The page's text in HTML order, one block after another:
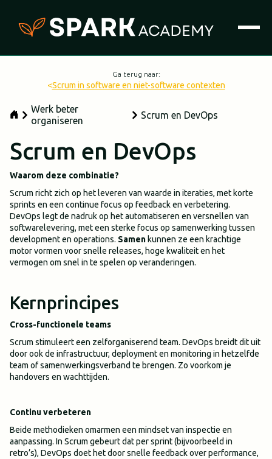
Ga terug naar:
<Scrum in software en niet-software contexten
Werk beter
organiseren
Scrum en DevOps
Scrum en DevOps
Waarom deze combinatie?
Scrum richt zich op het leveren van waarde in iteraties, met korte
sprints en een continue focus op feedback en verbetering.
DevOps legt de nadruk op het automatiseren en versnellen van
softwarelevering, met een sterke focus op samenwerking tussen
development en operations. Samen kunnen ze een krachtige
motor vormen voor snelle releases, hoge kwaliteit en het
vermogen om snel in te spelen op veranderingen.
Kernprincipes
Cross-functionele teams
Scrum stimuleert een zelforganiserend team. DevOps breidt dit uit
door ook de infrastructuur, deployment en monitoring in hetzelfde
team of samenwerkingsverband te brengen. Zo voorkom je
handovers en wachttijden.
Continu verbeteren
Beide methodieken omarmen een mindset van inspectie en
aanpassing. In Scrum gebeurt dat per sprint (bijvoorbeeld in
retro’s), DevOps doet het door snelle feedback over performance,